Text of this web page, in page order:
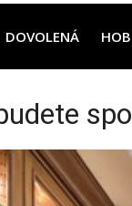
DOVOLENÁ